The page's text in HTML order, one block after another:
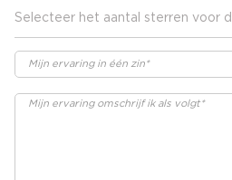
Selecteer het aantal sterren voor